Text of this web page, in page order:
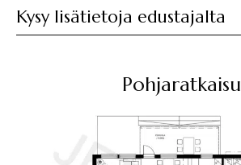
Kysy lisätietoja edustajalta
Pohjaratkaisu